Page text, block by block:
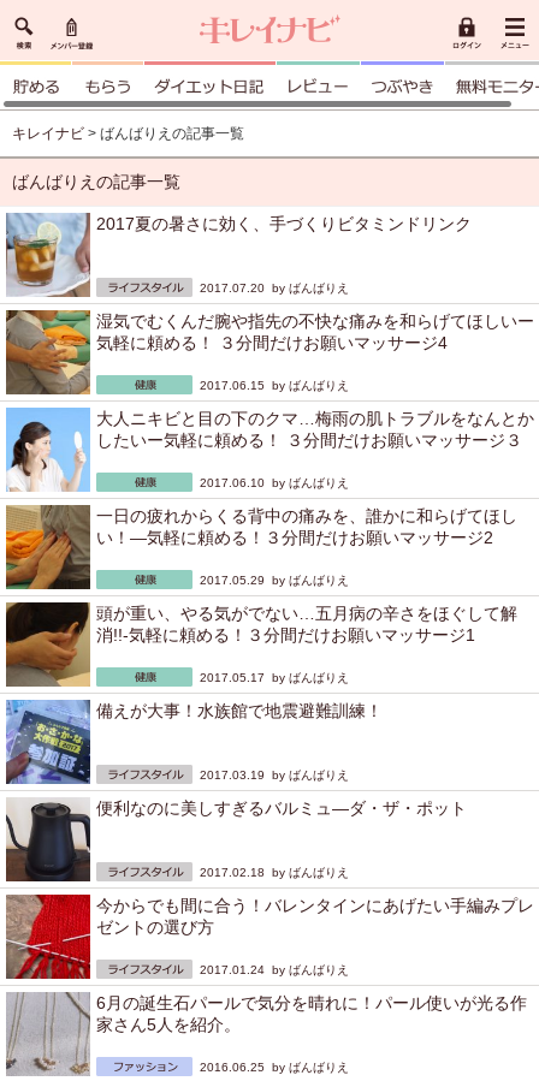
キレイナビ > ばんばりえの記事一覧
ばんばりえの記事一覧
2017夏の暑さに効く、手づくりビタミンドリンク
2017.07.20 by ばんばりえ
湿気でむくんだ腕や指先の不快な痛みを和らげてほしいー
気軽に頼める！ ３分間だけお願いマッサージ4
2017.06.15 by ばんばりえ
大人ニキビと目の下のクマ…梅雨の肌トラブルをなんとか
したいー気軽に頼める！ ３分間だけお願いマッサージ３
2017.06.10 by ばんばりえ
一日の疲れからくる背中の痛みを、誰かに和らげてほし
い！―気軽に頼める！３分間だけお願いマッサージ2
2017.05.29 by ばんばりえ
頭が重い、やる気がでない…五月病の辛さをほぐして解
消!!-気軽に頼める！３分間だけお願いマッサージ1
2017.05.17 by ばんばりえ
備えが大事！水族館で地震避難訓練！
2017.03.19 by ばんばりえ
便利なのに美しすぎるバルミュ―ダ・ザ・ポット
2017.02.18 by ばんばりえ
今からでも間に合う！バレンタインにあげたい手編みプレ
ゼントの選び方
2017.01.24 by ばんばりえ
6月の誕生石パールで気分を晴れに！パール使いが光る作
家さん5人を紹介。
2016.06.25 by ばんばりえ